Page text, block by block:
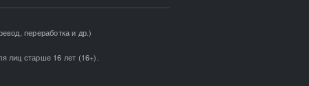
переработка и др.)
лиц старше 16 лет (16+).